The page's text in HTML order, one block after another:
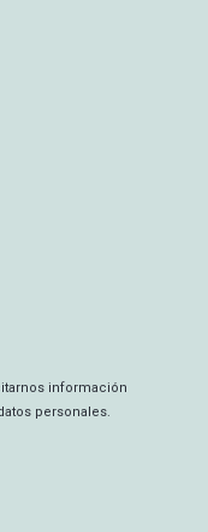
información
personales.